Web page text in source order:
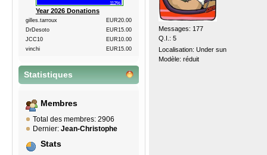
112%
Year 2026 Donations
gilles.tarroux
EUR20.00
DrDesoto
EUR15.00
JCC10
EUR10.00
vinchi
EUR15.00
Statistiques
Membres
Total des membres: 2906
Dernier: Jean-Christophe
Stats
Messages: 177
Q.I.: 5
Localisation: Under sun
Modèle: réduit